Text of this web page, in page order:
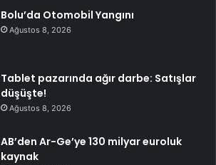
Bolu’da Otomobil Yangını
Ağustos 8, 2026
Tablet pazarında ağır darbe: Satışlar
düşüşte!
Ağustos 8, 2026
AB’den Ar-Ge’ye 130 milyar euroluk
kaynak